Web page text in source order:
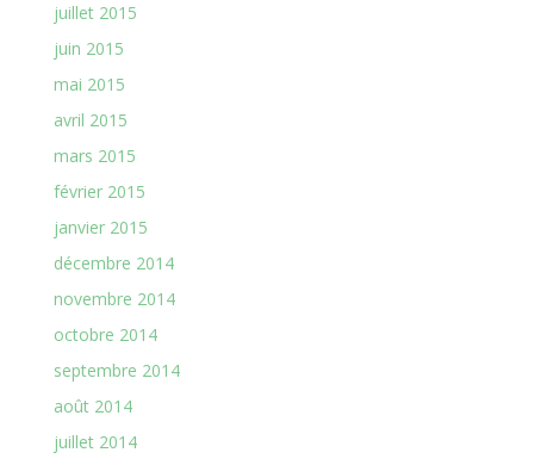
juillet 2015
juin 2015
mai 2015
avril 2015
mars 2015
février 2015
janvier 2015
décembre 2014
novembre 2014
octobre 2014
septembre 2014
août 2014
juillet 2014